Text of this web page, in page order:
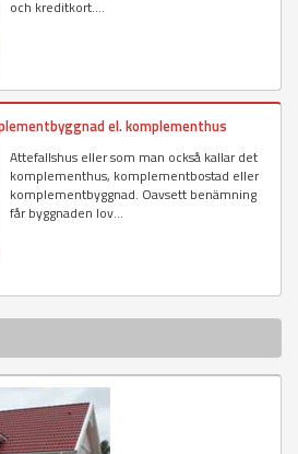
och kreditkort....
el. komplementhus
Attefallshus eller som man också kallar det
komplementhus, komplementbostad eller
komplementbyggnad. Oavsett benämning
får byggnaden lov...